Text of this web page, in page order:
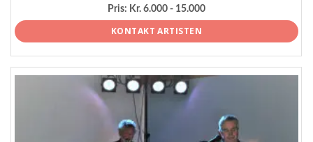
Pris: Kr. 6.000 - 15.000
KONTAKT ARTISTEN